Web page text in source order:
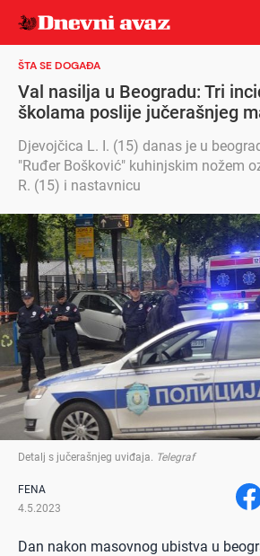
ŠTA SE DOGAĐA
Val nasilja u Beogradu: Tri
školama poslije jučerašnjeg
Djevojčica L. I. (15) danas je u
"Ruđer Bošković" kuhinjskim nožem
R. (15) i nastavnicu
Detalj s jučerašnjeg uviđaja Telegraf
FENA
4.5.2023
Dan nakon masovnog ubistva u